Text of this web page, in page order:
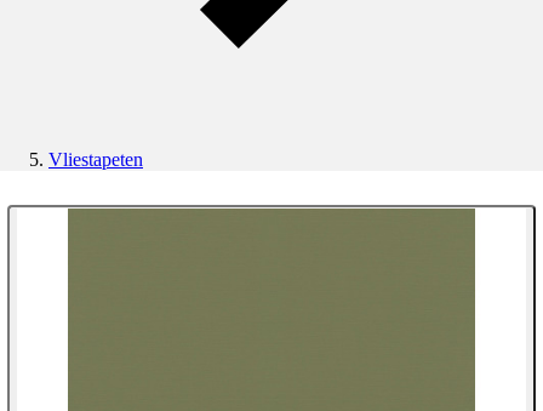
Vliestapeten